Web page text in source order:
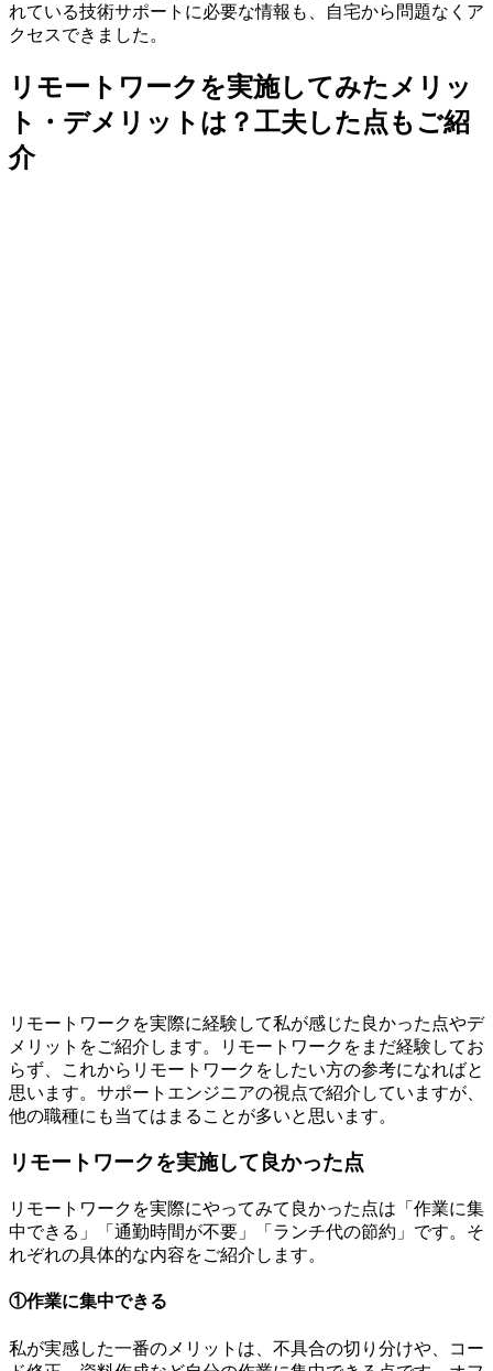
れている技術サポートに必要な情報も、自宅から問題なくア
クセスできました。
リモートワークを実施してみたメリッ
ト・デメリットは？工夫した点もご紹
介
リモートワークを実際に経験して私が感じた良かった点やデ
メリットをご紹介します。リモートワークをまだ経験してお
らず、これからリモートワークをしたい方の参考になればと
思います。サポートエンジニアの視点で紹介していますが、
他の職種にも当てはまることが多いと思います。
リモートワークを実施して良かった点
リモートワークを実際にやってみて良かった点は 「作業に集
中できる」「通勤時間が不要」「ランチ代の節約」 です。そ
れぞれの具体的な内容をご紹介します。
①作業に集中できる
私が実感した一番のメリットは、不具合の切り分けや、コー